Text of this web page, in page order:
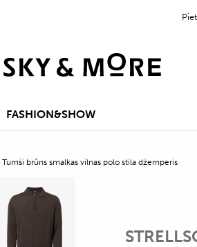
FASHION&SHOW
Tumši brūns smalkas vilnas polo stila džemperis